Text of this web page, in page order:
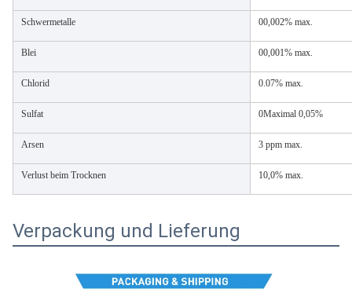
Schwermetalle 00,002% max.
Blei 00,001% max.
Chlorid 0.07% max.
Sulfat 0Maximal 0,05%
Arsen 3 ppm max.
Verlust beim Trocknen 10,0% max.
Verpackung und Lieferung